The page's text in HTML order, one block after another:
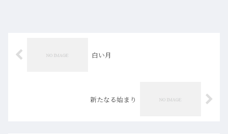
白い月
新たなる始まり